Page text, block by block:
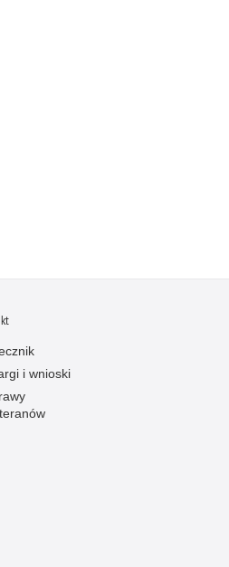
Przestępczość alkoholowa
Przestępczość bankowa i kredytowa
Przestępczość cudzoziemców
Przestępczość farmaceutyczna
i wnioski